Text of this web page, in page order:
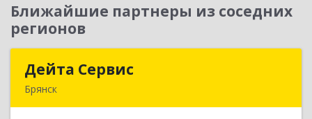
Ближайшие партнеры из соседних
регионов
Дейта Сервис
Брянск